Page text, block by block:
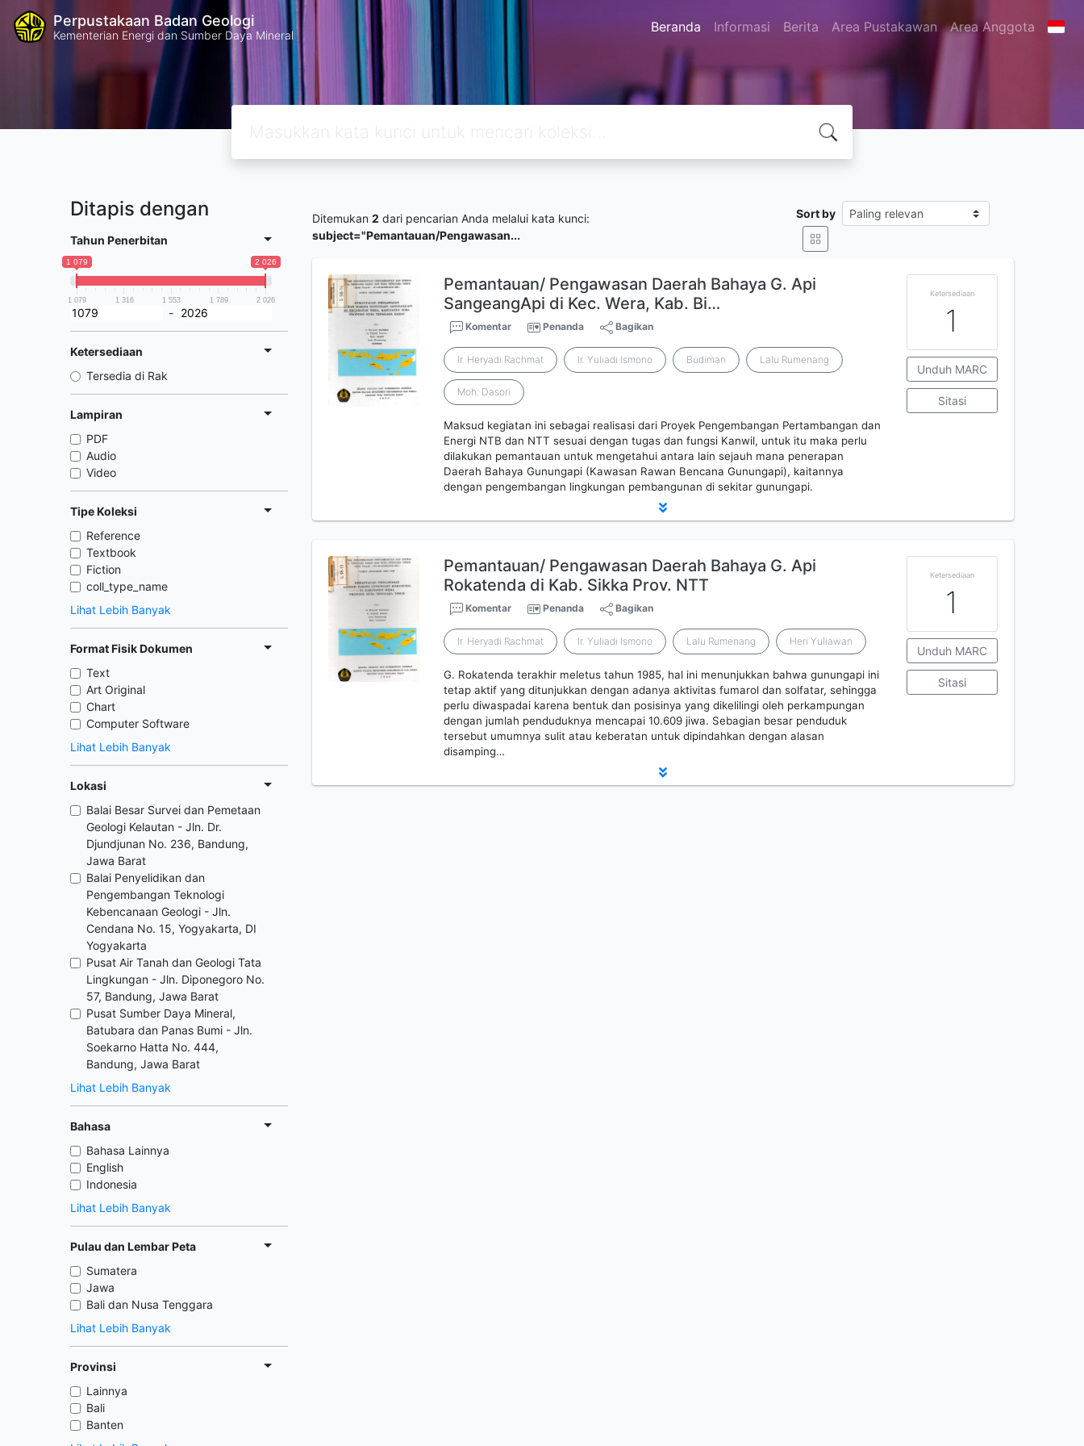
Perpustakaan Badan Geologi
Kementerian Energi dan Sumber Daya Mineral Beranda Informasi Berita Area Pustakawan Area Anggota
Ditapis dengan
Tahun Penerbitan
1 079 2 026
1 079 1 316 1 553 1 789 2 026
-
Ketersediaan
Tersedia di Rak
Lampiran
PDF
Audio
Video
Tipe Koleksi
Reference
Textbook
Fiction
coll_type_name
Lihat Lebih Banyak
Format Fisik Dokumen
Text
Art Original
Chart
Computer Software
Lihat Lebih Banyak
Lokasi
Balai Besar Survei dan Pemetaan
Geologi Kelautan - Jln. Dr.
Djundjunan No. 236, Bandung,
Jawa Barat
Balai Penyelidikan dan
Pengembangan Teknologi
Kebencanaan Geologi - Jln.
Cendana No. 15, Yogyakarta, DI
Yogyakarta
Pusat Air Tanah dan Geologi Tata
Lingkungan - Jln. Diponegoro No.
57, Bandung, Jawa Barat
Pusat Sumber Daya Mineral,
Batubara dan Panas Bumi - Jln.
Soekarno Hatta No. 444,
Bandung, Jawa Barat
Lihat Lebih Banyak
Bahasa
Bahasa Lainnya
English
Indonesia
Lihat Lebih Banyak
Pulau dan Lembar Peta
Sumatera
Jawa
Bali dan Nusa Tenggara
Lihat Lebih Banyak
Provinsi
Lainnya
Bali
Banten
Ditemukan 2 dari pencarian Anda melalui kata kunci:
subject="Pemantauan/Pengawasan...
Sort by
Pemantauan/ Pengawasan Daerah Bahaya G. Api
SangeangApi di Kec. Wera, Kab. Bi…
Komentar Penanda Bagikan
Ir. Heryadi Rachmat Ir. Yuliadi Ismono Budiman Lalu Rumenang
Moh. Dasori
Maksud kegiatan ini sebagai realisasi dari Proyek Pengembangan Pertambangan dan
Energi NTB dan NTT sesuai dengan tugas dan fungsi Kanwil, untuk itu maka perlu
dilakukan pemantauan untuk mengetahui antara lain sejauh mana penerapan
Daerah Bahaya Gunungapi (Kawasan Rawan Bencana Gunungapi), kaitannya
dengan pengembangan lingkungan pembangunan di sekitar gunungapi.
Ketersediaan
1
Unduh MARC
Sitasi
Pemantauan/ Pengawasan Daerah Bahaya G. Api
Rokatenda di Kab. Sikka Prov. NTT
Komentar Penanda Bagikan
Ir. Heryadi Rachmat Ir. Yuliadi Ismono Lalu Rumenang Heri Yuliawan
G. Rokatenda terakhir meletus tahun 1985, hal ini menunjukkan bahwa gunungapi ini
tetap aktif yang ditunjukkan dengan adanya aktivitas fumarol dan solfatar, sehingga
perlu diwaspadai karena bentuk dan posisinya yang dikelilingi oleh perkampungan
dengan jumlah penduduknya mencapai 10.609 jiwa. Sebagian besar penduduk
tersebut umumnya sulit atau keberatan untuk dipindahkan dengan alasan
disamping…
Ketersediaan
1
Unduh MARC
Sitasi